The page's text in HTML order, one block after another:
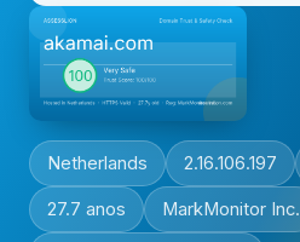
Netherlands 2.16.106.197
27.7 anos MarkMonitor Inc.